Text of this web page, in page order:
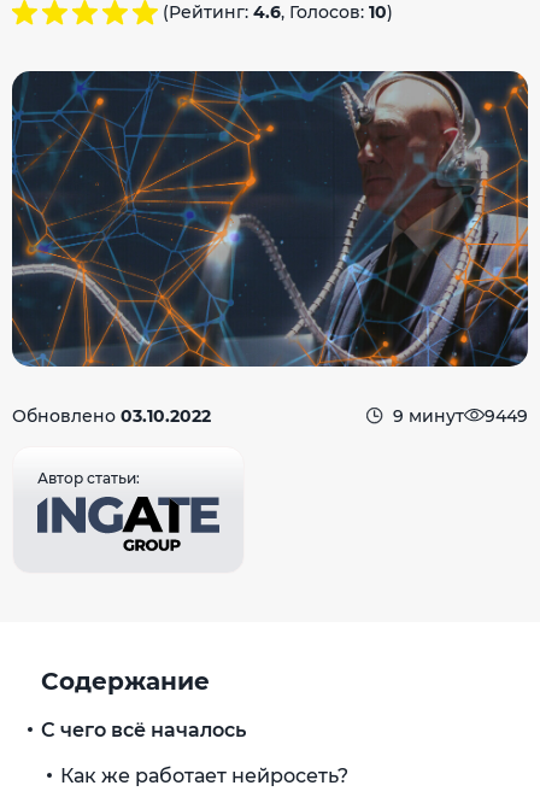
(Рейтинг: 4.6, Голосов: 10)
Обновлено 03.10.2022 9 минут 9449
Автор статьи:
Содержание
С чего всё началось
Как же работает нейросеть?